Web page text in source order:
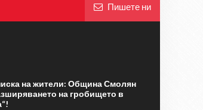
Пишете ни
на жители: Община Смолян
на гробището в